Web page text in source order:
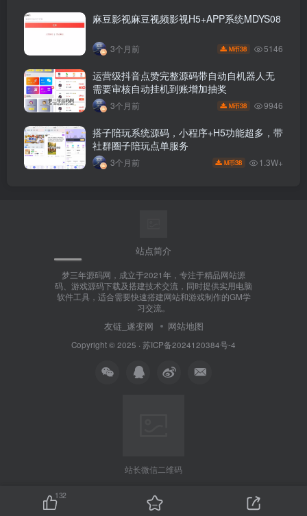
麻豆影视麻豆视频影视H5+APP系统MDYS08
3个月前 M币38 5146
运营级抖音点赞完整源码带自动自机器人无
需要审核自动挂机到账增加抽奖
3个月前 M币38 9946
搭子陪玩系统源码，小程序+H5功能超多，带
社群圈子陪玩点单服务
3个月前 M币38 1.3W+
站点简介
梦三年源码网，成立于2021年，专注于精品网站源
码、游戏源码下载及搭建技术交流，同时提供实用电脑
软件工具，适合需要快速搭建网站和游戏制作的GM学
习交流。
友链_遂变网 网站地图
Copyright © 2025 · 苏ICP备2024120384号-4
站长微信二维码
132